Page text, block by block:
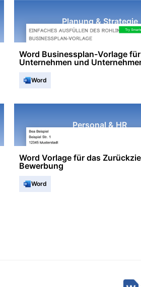
Planung & Strategie
Word Businessplan-Vorlage für
Unternehmen und
Word
Personal & HR
Word Vorlage für das
Bewerbung
Word